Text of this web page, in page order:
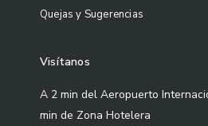
Quejas y Sugerencias
Visítanos
A 2 min del Aeropuerto
min de Zona Hotelera